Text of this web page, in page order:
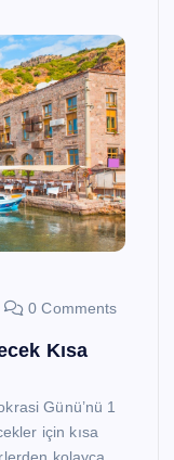
0 Comments
Kısa
Günü’nü 1
için kısa